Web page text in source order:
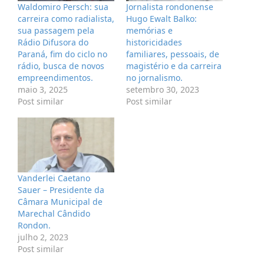
Waldomiro Persch: sua
carreira como radialista,
sua passagem pela
Rádio Difusora do
Paraná, fim do ciclo no
rádio, busca de novos
empreendimentos.
maio 3, 2025
Post similar
Jornalista rondonense
Hugo Ewalt Balko:
memórias e
historicidades
familiares, pessoais, de
magistério e da carreira
no jornalismo.
setembro 30, 2023
Post similar
Vanderlei Caetano
Sauer – Presidente da
Câmara Municipal de
Marechal Cândido
Rondon.
julho 2, 2023
Post similar